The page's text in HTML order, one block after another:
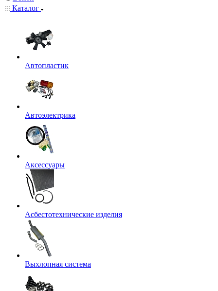
Каталог
Автопластик
Автоэлектрика
Аксессуары
Асбестотехнические изделия
Выхлопная система